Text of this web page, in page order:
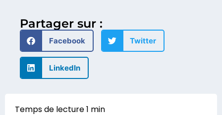
Partager sur :
Facebook Twitter
LinkedIn